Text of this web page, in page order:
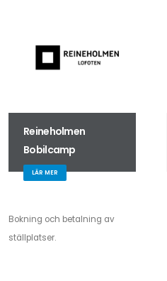
Reineholmen
Bobilcamp
LÄR MER
Bokning och betalning av
ställplatser.